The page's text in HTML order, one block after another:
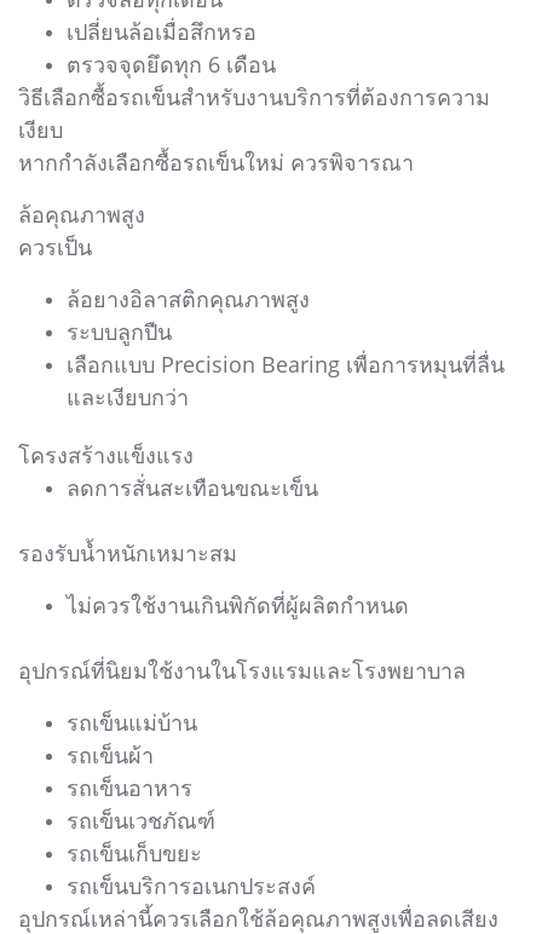
เปลี่ยนล้อเมื่อสึกหรอ
ตรวจจุดยึดทุก 6 เดือน
วิธีเลือกซื้อรถเข็นสำหรับงานบริการที่ต้องการความ
เงียบ
หากกำลังเลือกซื้อรถเข็นใหม่ ควรพิจารณา
ล้อคุณภาพสูง
ควรเป็น
ล้อยางอิลาสติกคุณภาพสูง
ระบบลูกปืน
เลือกแบบ Precision Bearing เพื่อการหมุนที่ลื่น
และเงียบกว่า
โครงสร้างแข็งแรง
ลดการสั่นสะเทือนขณะเข็น
รองรับน้ำหนักเหมาะสม
ไม่ควรใช้งานเกินพิกัดที่ผู้ผลิตกำหนด
อุปกรณ์ที่นิยมใช้งานในโรงแรมและโรงพยาบาล
รถเข็นแม่บ้าน
รถเข็นผ้า
รถเข็นอาหาร
รถเข็นเวชภัณฑ์
รถเข็นเก็บขยะ
รถเข็นบริการอเนกประสงค์
อุปกรณ์เหล่านี้ควรเลือกใช้ล้อคุณภาพสูงเพื่อลดเสียง